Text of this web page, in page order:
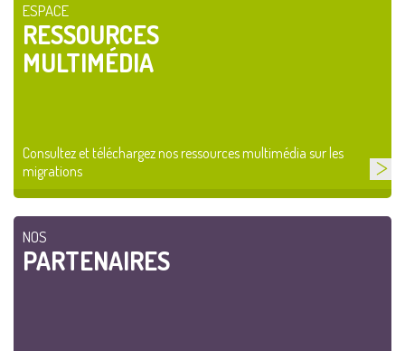
ESPACE
RESSOURCES
MULTIMÉDIA
Consultez et téléchargez nos ressources multimédia sur les
migrations
NOS
PARTENAIRES